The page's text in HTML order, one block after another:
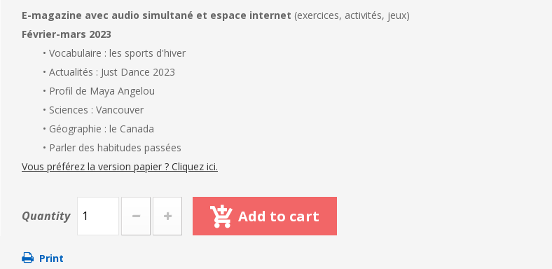
E-magazine avec audio simultané et espace internet (exercices, activités, jeux)
Février-mars 2023
• Vocabulaire : les sports d'hiver
• Actualités : Just Dance 2023
• Profil de Maya Angelou
• Sciences : Vancouver
• Géographie : le Canada
• Parler des habitudes passées
Vous préférez la version papier ? Cliquez ici.
Quantity Add to cart
Print